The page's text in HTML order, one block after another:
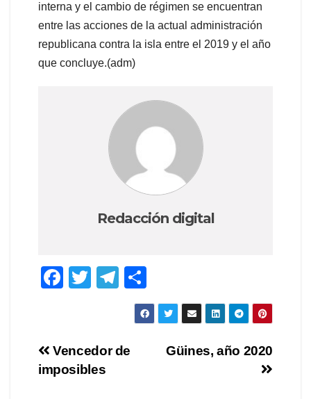
interna y el cambio de régimen se encuentran
entre las acciones de la actual administración
republicana contra la isla entre el 2019 y el año
que concluye.(adm)
Redacción digital
F
e
b
T
er
T
el
gr
o
m
Navegación
de
Güines, año 2020
Vencedor de
imposibles